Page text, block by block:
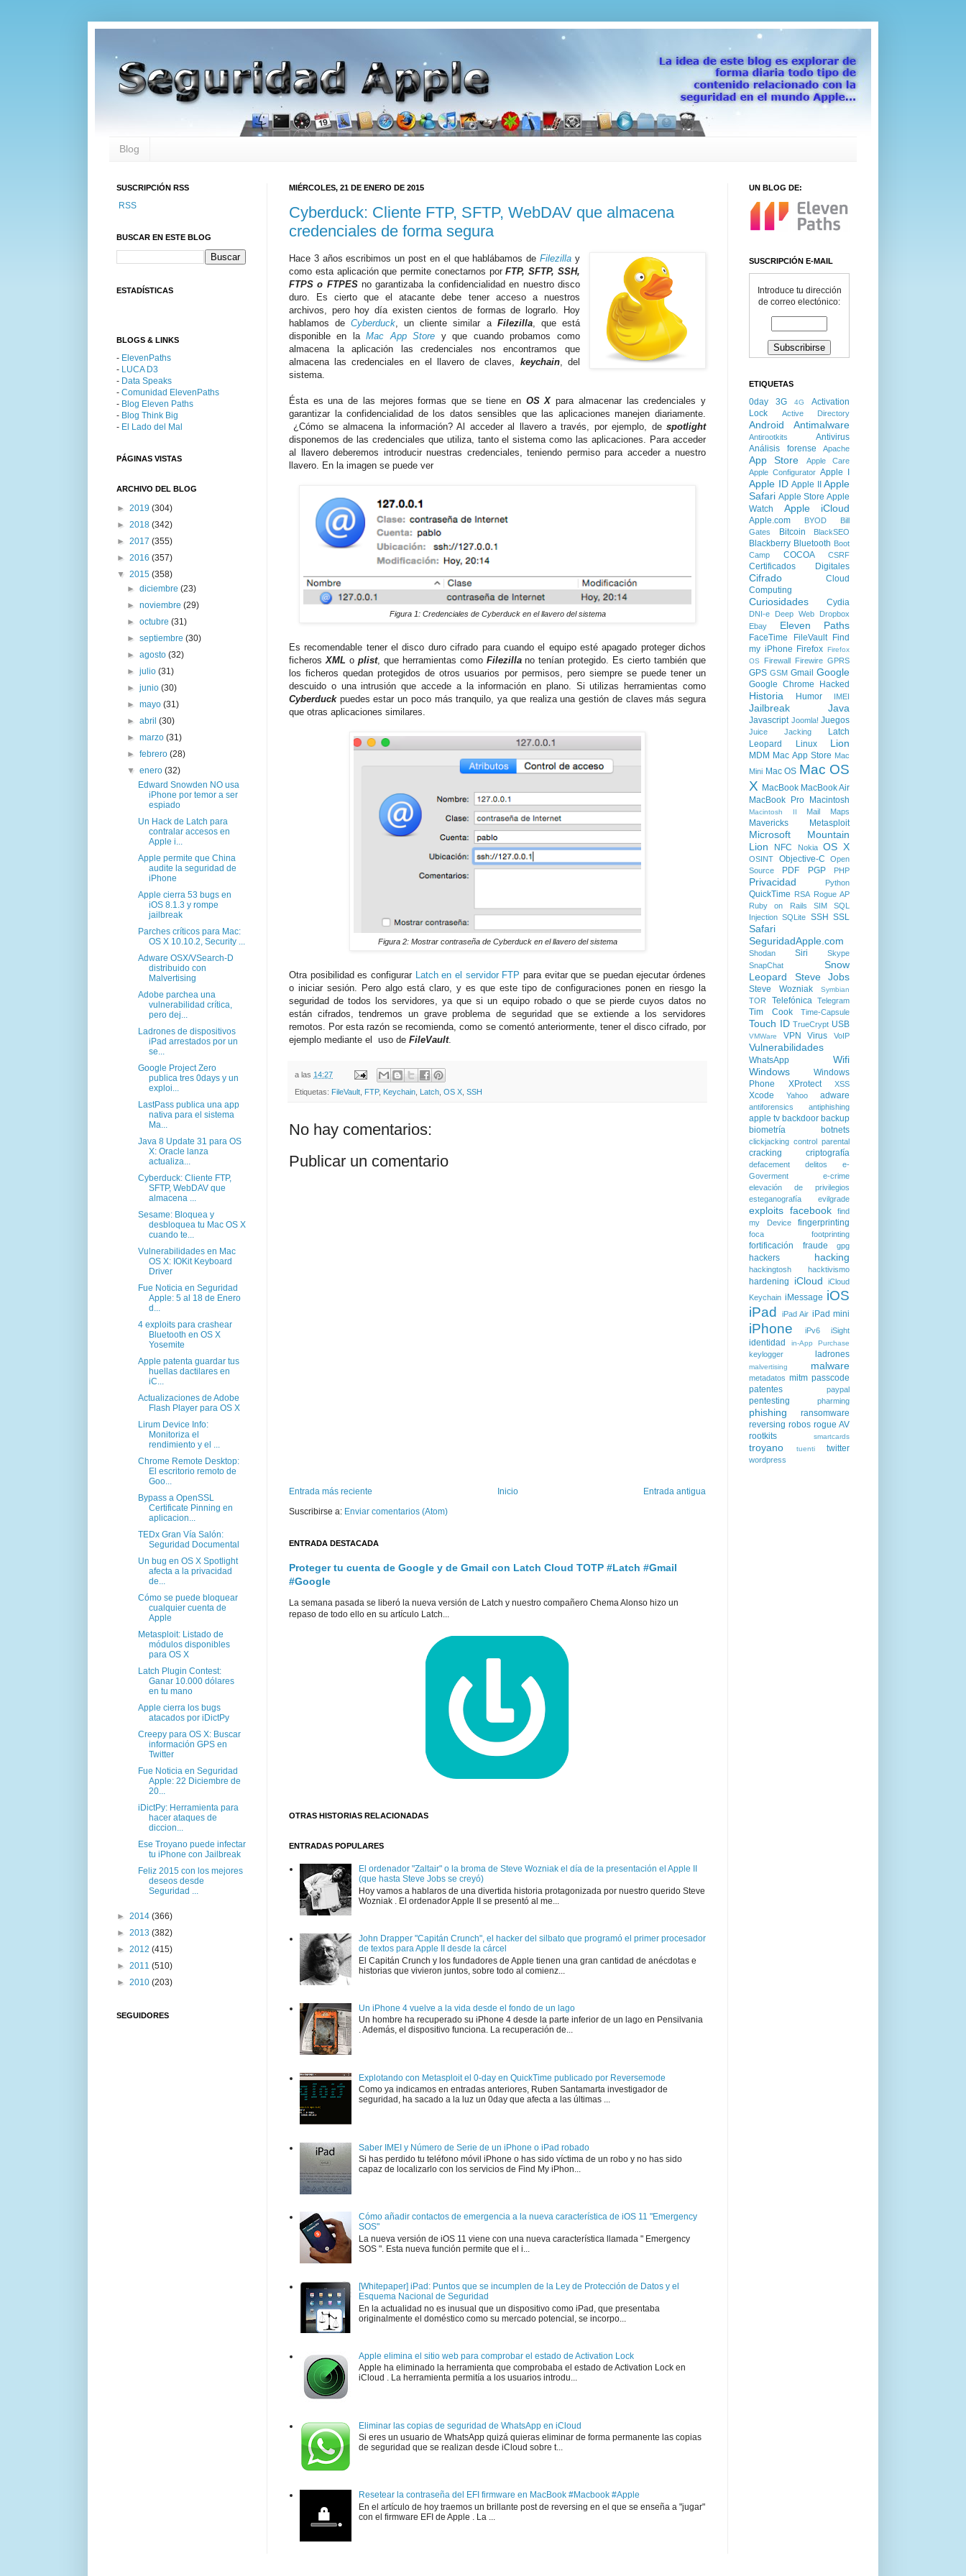
Blog
MIÉRCOLES, 21 DE ENERO DE 2015
Cyberduck: Cliente FTP, SFTP, WebDAV que almacena
credenciales de forma segura
Hace 3 años escribimos un post en el que hablábamos de Filezilla y
como esta aplicación que permite conectarnos porFTP, SFTP, SSH,
FTPS o FTPESno garantizaba la confidencialidad en nuestro disco
duro. Es cierto que el atacante debe tener acceso a nuestros
archivos, pero hoy día existen cientos de formas de lograrlo. Hoy
hablamos deCyberduck, un cliente similar a Filezilla, que está
disponible en laMac App Store y que cuando probamos como
almacena la aplicación las credenciales nos encontramos que
almacena las credenciales en el llavero de claves, keychain, del
sistema.
Ésta es una de las mejores formas que se tiene en OS X para almacenar las credenciales y
garantizar la confidencialidad de los datos sensibles que las aplicaciones manejen diariamente.
¿Cómo se almacena la información? Al acceder al llavero a través, por ejemplo, de spotlight
disponemos de las credenciales que utiliza, tanto el sistema como las aplicaciones. Para acceder
al llavero deberemos introducir nuestras credenciales, teniendo permiso para acceder a nuestro
llavero. En la imagen se puede ver
Figura 1: Credenciales de Cyberduck en el llavero del sistema
Es recomendable tener el disco duro cifrado para cuando el equipo esté apagado proteger dichos
ficherosXML o plist, que herramientas como Filezillano tenían protegido. Es cierto también que
los ficheros quedan protegidos de otros usuarios por permisos, pero siempre se puede tener un
descuido o una intrusión que accede a la información en plano. Si utilizas herramientas como
Cyberduck puedes estar un poco más tranquilo, ya que realiza una gestión de claves más segura
que otras aplicaciones similares.
Figura 2: Mostrar contraseña de Cyberduck en el llavero del sistema
Otra posibilidad es configurar Latch en el servidor FTP para evitar que se puedan ejecutar órdenes
o iniciar sesión. Pero algo está claro, y es que este tipo de configuraciones ponen en riesgo la
seguridad de todos los servidores, ya que si un equipo robado o que se pierde cuyos datos no
están cifrados, tendremos un grave problema de seguridad que se extiende a los servidores
remotos. Por esta razón se recomienda, como se comentó anteriormente, tener el disco cifrado, por
ejemplo mediante el uso de FileVault.
a las 14:27
Etiquetas: FileVault FTP, Keychain Latch OS X SSH
No hay comentarios:
Publicar un comentario
Entrada más reciente Entrada antigua
Inicio
Suscribirse a: Enviar comentarios (Atom)
ENTRADA DESTACADA
Proteger tu cuenta de Google y de Gmail con Latch Cloud TOTP #Latch #Gmail
#Google
La semana pasada se liberó la nueva versión de Latch y nuestro compañero Chema Alonso hizo un
repaso de todo ello en su artículo Latch...
OTRAS HISTORIAS RELACIONADAS
ENTRADAS POPULARES
El ordenador "Zaltair" o la broma de Steve Wozniak el día de la presentación el Apple II
(que hasta Steve Jobs se creyó)
Hoy vamos a hablaros de una divertida historia protagonizada por nuestro querido Steve
Wozniak . El ordenador Apple II se presentó al me...
John Drapper "Capitán Crunch", el hacker del silbato que programó el primer procesador
de textos para Apple II desde la cárcel
El Capitán Crunch y los fundadores de Apple tienen una gran cantidad de anécdotas e
historias que vivieron juntos, sobre todo al comienz...
Un iPhone 4 vuelve a la vida desde el fondo de un lago
Un hombre ha recuperado su iPhone 4 desde la parte inferior de un lago en Pensilvania
. Además, el dispositivo funciona. La recuperación de...
Explotando con Metasploit el 0-day en QuickTime publicado por Reversemode
Como ya indicamos en entradas anteriores, Ruben Santamarta investigador de
seguridad, ha sacado a la luz un 0day que afecta a las últimas ...
Saber IMEI y Número de Serie de un iPhone o iPad robado
Si has perdido tu teléfono móvil iPhone o has sido víctima de un robo y no has sido
capaz de localizarlo con los servicios de Find My iPhon...
Cómo añadir contactos de emergencia a la nueva característica de iOS 11 "Emergency
SOS"
La nueva versión de iOS 11 viene con una nueva característica llamada " Emergency
SOS ". Esta nueva función permite que el i...
[Whitepaper] iPad: Puntos que se incumplen de la Ley de Protección de Datos y el
Esquema Nacional de Seguridad
En la actualidad no es inusual que un dispositivo como iPad, que presentaba
originalmente el doméstico como su mercado potencial, se incorpo...
Apple elimina el sitio web para comprobar el estado de Activation Lock
Apple ha eliminado la herramienta que comprobaba el estado de Activation Lock en
iCloud . La herramienta permitía a los usuarios introdu...
Eliminar las copias de seguridad de WhatsApp en iCloud
Si eres un usuario de WhatsApp quizá quieras eliminar de forma permanente las copias
de seguridad que se realizan desde iCloud sobre t...
Resetear la contraseña del EFI firmware en MacBook #Macbook #Apple
En el artículo de hoy traemos un brillante post de reversing en el que se enseña a "jugar"
con el firmware EFI de Apple . La ...
SUSCRIPCIÓN RSS
RSS
BUSCAR EN ESTE BLOG
ESTADÍSTICAS
BLOGS & LINKS
- ElevenPaths
- LUCA D3
- Data Speaks
- Comunidad ElevenPaths
- Blog Eleven Paths
- Blog Think Big
- El Lado del Mal
PÁGINAS VISTAS
ARCHIVO DEL BLOG
► 2019 (304)
► 2018 (342)
► 2017 (355)
► 2016 (357)
▼ 2015 (358)
►diciembre(23)
►noviembre(29)
►octubre(31)
►septiembre(30)
►agosto(32)
►julio(31)
►junio(30)
►mayo(31)
►abril(30)
►marzo(31)
►febrero(28)
▼enero(32)
Edward Snowden NO usa
iPhone por temor a ser
espiado
Un Hack de Latch para
contralar accesos en
Apple i...
Apple permite que China
audite la seguridad de
iPhone
Apple cierra 53 bugs en
iOS 8.1.3 y rompe
jailbreak
Parches críticos para Mac:
OS X 10.10.2, Security ...
Adware OSX/VSearch-D
distribuido con
Malvertising
Adobe parchea una
vulnerabilidad crítica,
pero dej...
Ladrones de dispositivos
iPad arrestados por un
se...
Google Project Zero
publica tres 0days y un
exploi...
LastPass publica una app
nativa para el sistema
Ma...
Java 8 Update 31 para OS
X: Oracle lanza
actualiza...
Cyberduck: Cliente FTP,
SFTP, WebDAV que
almacena ...
Sesame: Bloquea y
desbloquea tu Mac OS X
cuando te...
Vulnerabilidades en Mac
OS X: IOKit Keyboard
Driver
Fue Noticia en Seguridad
Apple: 5 al 18 de Enero
d...
4 exploits para crashear
Bluetooth en OS X
Yosemite
Apple patenta guardar tus
huellas dactilares en
iC...
Actualizaciones de Adobe
Flash Player para OS X
Lirum Device Info:
Monitoriza el
rendimiento y el ...
Chrome Remote Desktop:
El escritorio remoto de
Goo...
Bypass a OpenSSL
Certificate Pinning en
aplicacion...
TEDx Gran Vía Salón:
Seguridad Documental
Un bug en OS X Spotlight
afecta a la privacidad
de...
Cómo se puede bloquear
cualquier cuenta de
Apple
Metasploit: Listado de
módulos disponibles
para OS X
Latch Plugin Contest:
Ganar 10.000 dólares
en tu mano
Apple cierra los bugs
atacados por iDictPy
Creepy para OS X: Buscar
información GPS en
Twitter
Fue Noticia en Seguridad
Apple: 22 Diciembre de
20...
iDictPy: Herramienta para
hacer ataques de
diccion...
Ese Troyano puede infectar
tu iPhone con Jailbreak
Feliz 2015 con los mejores
deseos desde
Seguridad ...
► 2014 (366)
► 2013 (382)
► 2012 (415)
► 2011 (510)
► 2010 (203)
SEGUIDORES
UN BLOG DE:
SUSCRIPCIÓN E-MAIL
Introduce tu dirección
de correo electónico:
ETIQUETAS
0day 3G 4G
Activation
Lock
Active Directory
Android Antimalware
Antirootkits
Antivirus
Análisis forense
Apache
App Store
Apple Care
Apple Configurator Apple I
Apple ID Apple II
Apple
Safari Apple Store Apple
Watch
Apple iCloud
Apple.com BYOD
Bill
Gates
Bitcoin BlackSEO
Blackberry Bluetooth Boot
Camp
COCOA CSRF
Certificados Digitales
Cifrado
Cloud
Computing
Curiosidades Cydia
DNI-e Deep Web
Dropbox
Ebay
Eleven Paths
FaceTime FileVault
Find
my iPhone Firefox Firefox
OS
Firewall Firewire GPRS
GPS GSM Gmail Google
Google Chrome Hacked
Historia Humor IMEI
Jailbreak Java
Javascript Joomla! Juegos
Juice Jacking
Latch
Leopard
Linux Lion
MDM Mac App Store Mac
Mini Mac OS Mac OS
X MacBook MacBook Air
MacBook Pro
Macintosh
Macintosh II Mail Maps
Mavericks Metasploit
Microsoft
Mountain
Lion
NFC Nokia OS X
OSINT Objective-C
Open
Source
PDF PGP PHP
Privacidad Python
QuickTime RSA Rogue AP
Ruby on Rails
SIM
SQL
Injection SQLite SSH SSL
Safari
SeguridadApple.com
Shodan Siri
Skype
SnapChat
Snow
Leopard
Steve Jobs
Steve Wozniak Symbian
TOR Telefónica Telegram
Tim Cook Time-Capsule
Touch ID TrueCrypt USB
VMWare VPN Virus VoIP
Vulnerabilidades
WhatsApp
Wifi
Windows
Windows
Phone
XProtect XSS
Xcode Yahoo adware
antiforensics antiphishing
apple tv backdoor backup
biometría
botnets
clickjacking control parental
cracking criptografía
defacement delitos
e-
Goverment
e-crime
elevación de privilegios
esteganografía
evilgrade
exploits facebook
find
my Device
fingerprinting
foca footprinting
fortificación fraude gpg
hackers hacking
hackingtosh hacktivismo
hardening iCloud
iCloud
Keychain iMessage iOS
iPad
iPad Air iPad mini
iPhone iPv6 iSight
identidad in-App Purchase
keylogger ladrones
malvertising malware
metadatos mitm passcode
patentes
paypal
pentesting pharming
phishing
ransomware
reversing robos rogue AV
rootkits
smartcards
troyano tuenti twitter
wordpress